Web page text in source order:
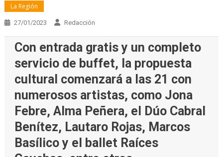
La Región
27/01/2023 Redacción
Con entrada gratis y un completo
servicio de buffet, la propuesta
cultural comenzará a las 21 con
numerosos artistas, como Jona
Febre, Alma Peñera, el Dúo Cabral
Benítez, Lautaro Rojas, Marcos
Basílico y el ballet Raíces